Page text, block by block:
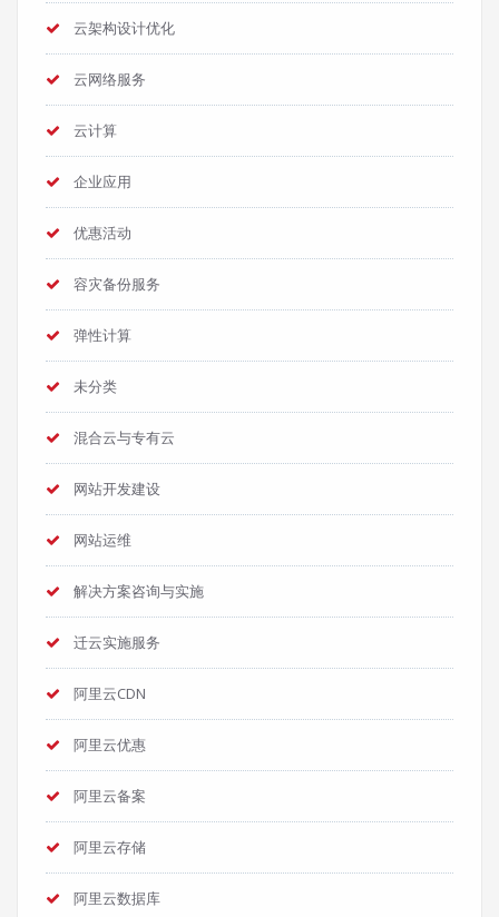
云架构设计优化
云网络服务
云计算
企业应用
优惠活动
容灾备份服务
弹性计算
未分类
混合云与专有云
网站开发建设
网站运维
解决方案咨询与实施
迁云实施服务
阿里云CDN
阿里云优惠
阿里云备案
阿里云存储
阿里云数据库